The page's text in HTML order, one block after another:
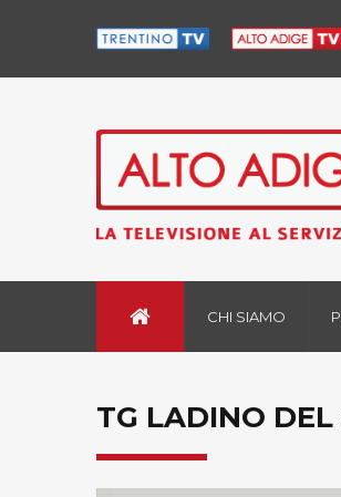
CHI SIAMO
TG LADINO